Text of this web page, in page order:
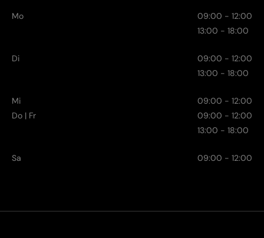
Mo
09:00 - 12:00
13:00 - 18:00
Di
09:00 - 12:00
13:00 - 18:00
Mi
09:00 - 12:00
Do | Fr
09:00 - 12:00
13:00 - 18:00
Sa 09:00 - 12:00